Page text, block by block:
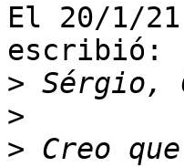
El 20/1/
escribió:
>
>
> Creo